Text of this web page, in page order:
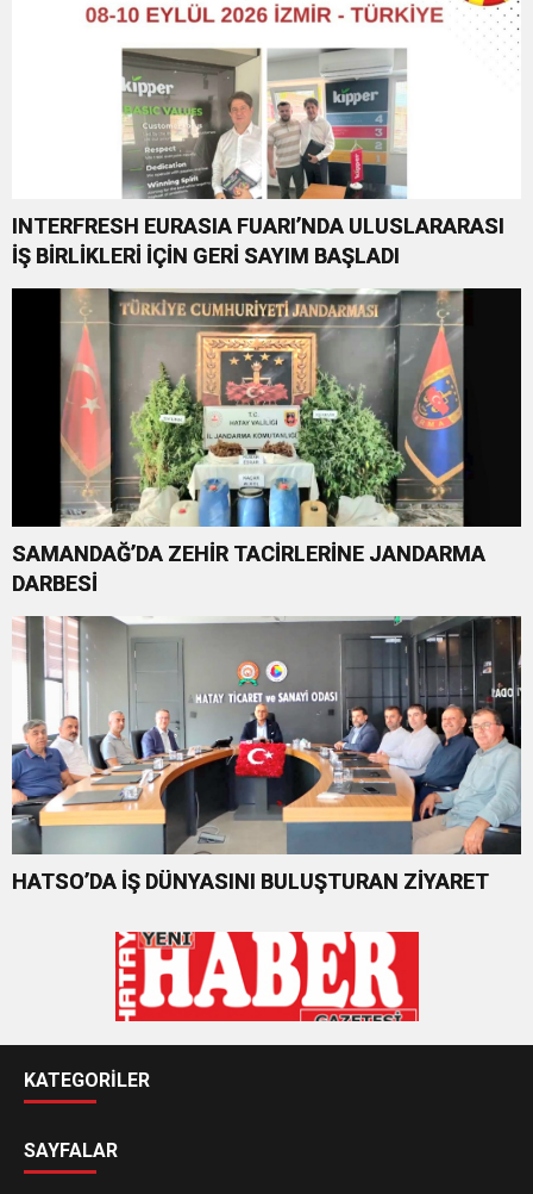
INTERFRESH EURASIA FUARI’NDA ULUSLARARASI
İŞ BİRLİKLERİ İÇİN GERİ SAYIM BAŞLADI
SAMANDAĞ’DA ZEHİR TACİRLERİNE JANDARMA
DARBESİ
HATSO’DA İŞ DÜNYASINI BULUŞTURAN ZİYARET
KATEGORİLER
SAYFALAR